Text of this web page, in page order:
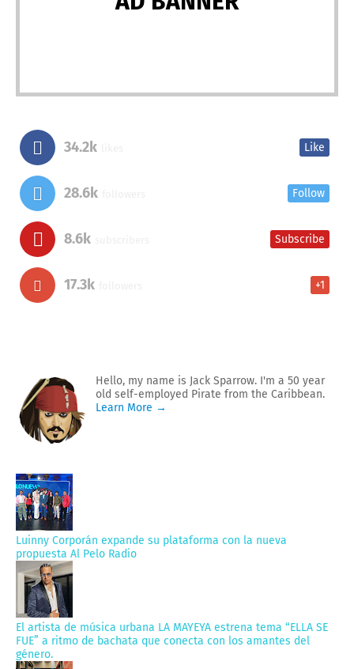
34.2k Like
28.6k Follow
8.6k Subscribe
17.3k +1
Hello, my name is Jack Sparrow. I'm a 50 year
old self-employed Pirate from the Caribbean.
Learn More →
Luinny Corporán expande su plataforma con la nueva
propuesta Al Pelo Radio
El artista de música urbana LA MAYEYA estrena tema “ELLA SE
FUE” a ritmo de bachata que conecta con los amantes del
género.